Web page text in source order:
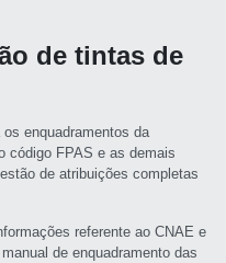
de tintas de
enquadramentos da
código FPAS e as demais
de atribuições completas
referente ao CNAE e
de enquadramento das